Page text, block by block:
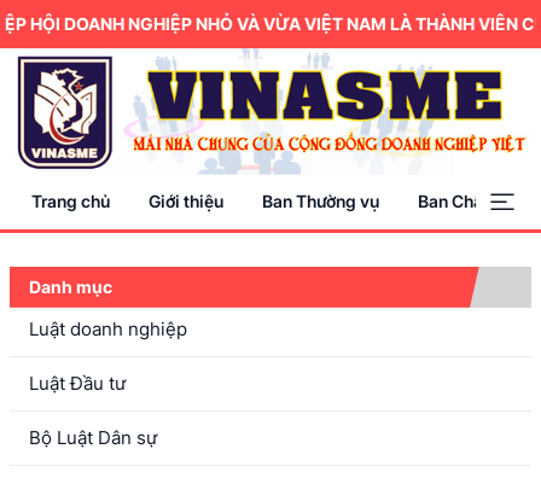
HỘI DOANH NGHIỆP NHỎ VÀ VỪA VIỆT NAM LÀ THÀNH VIÊN
Trang chủ Giới thiệu Ban Thường vụ Ban Chấp hành
Danh mục
Luật doanh nghiệp
Luật Đầu tư
Bộ Luật Dân sự